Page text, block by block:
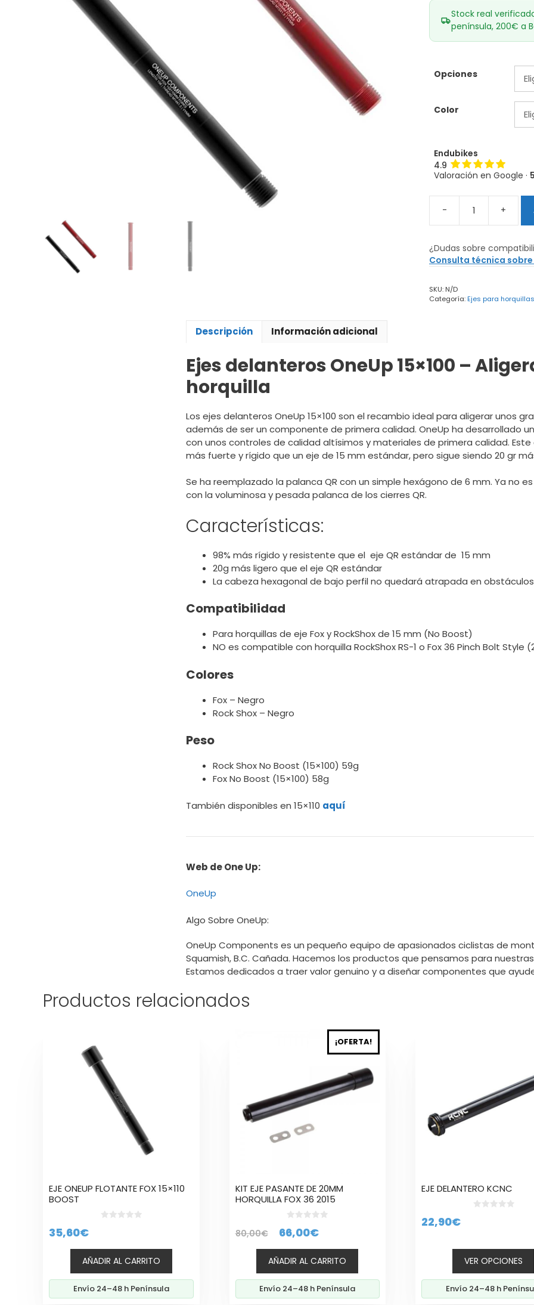
Stock real
península, 200€ a
Opciones
Color
Endubikes
4.9
Valoración en Google ·
-
delanteros
15x100
cantidad
+
¿Dudas sobre
Consulta técnica
SKU: N/D
Categoría:Ejes para horquillas
Descripción Información adicional
Ejes delanteros OneUp 15×100 –
horquilla
Los ejes delanteros OneUp 15×100 son el recambio ideal para aligerar unos
además de ser un componente de primera calidad. OneUp ha desarrollado
con unos controles de calidad altísimos y materiales de primera calidad. Este
más fuerte y rígido que un eje de 15 mm estándar, pero sigue siendo 20 gr
Se ha reemplazado la palanca QR con un simple hexágono de 6 mm. Ya no
con la voluminosa y pesada palanca de los cierres QR.
Características:
98% más rígido y resistente que el eje QR estándar de 15 mm
20g más ligero que el eje QR estándar
La cabeza hexagonal de bajo perfil no quedará atrapada en
Compatibilidad
Para horquillas de eje Fox y RockShox de 15 mm (No Boost)
NO es compatible con horquilla RockShox RS-1 o Fox 36 Pinch Bolt Style
Colores
Fox – Negro
Rock Shox – Negro
Peso
Rock Shox No Boost (15×100) 59g
Fox No Boost (15×100) 58g
También disponibles en 15×110 aquí
Web de One Up:
OneUp
Algo Sobre OneUp:
OneUp Components es un pequeño equipo de apasionados ciclistas de
Squamish, B.C. Cañada. Hacemos los productos que pensamos para
Estamos dedicados a traer valor genuino y a diseñar componentes que
Productos relacionados
EJE ONEUP FLOTANTE FOX 15×110
BOOST
35,60€
AÑADIR AL CARRITO
Envío 24–48 h Península
¡OFERTA!
KIT EJE PASANTE DE 20MM
HORQUILLA FOX 36 2015
d
80,00€
El
precio
original
era:
80,00€.
66,00€El
precio
actual
es:
66,00€.
AÑADIR AL CARRITO
Envío 24–48 h Península
EJE DELANTERO KCNC
22,90€
VER OPCIONES
opciones
se
pueden
página
producto
Envío 24–48 h